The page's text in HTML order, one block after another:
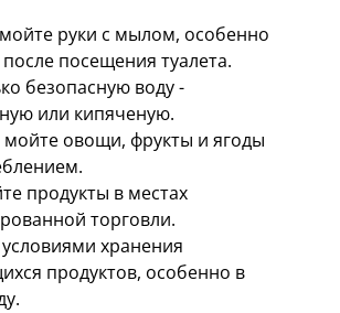
руки с мылом, особенно
посещения туалета.
безопасную воду -
или кипяченую.
овощи, фрукты и ягоды
продукты в местах
торговли.
хранения
продуктов, особенно в